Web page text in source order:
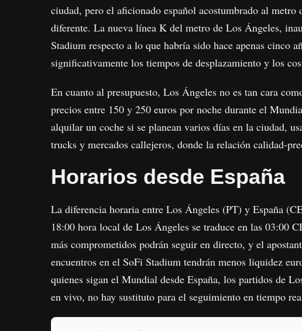
ciudad, pero el aficionado español acostumbrado al
diferente. La nueva línea K del metro de Los Ángeles,
Stadium respecto a lo que habría sido hace apenas cinco
significativamente los tiempos de desplazamiento y los
En cuanto al presupuesto, Los Ángeles no es tan cara
precios entre 150 y 250 euros por noche durante el
alquilar un coche si se planean varios días en la ciudad,
trucks y mercados callejeros, donde la relación calidad-
Horarios desde España
La diferencia horaria entre Los Ángeles (PT) y España
18:00 hora local de Los Ángeles se traduce en las 03:00
más comprometidos podrán seguir en directo, y el
encuentros en el SoFi Stadium tendrán menos liquidez
quienes sigan el Mundial desde España, los partidos de
en vivo, no hay sustituto para el seguimiento en tiempo